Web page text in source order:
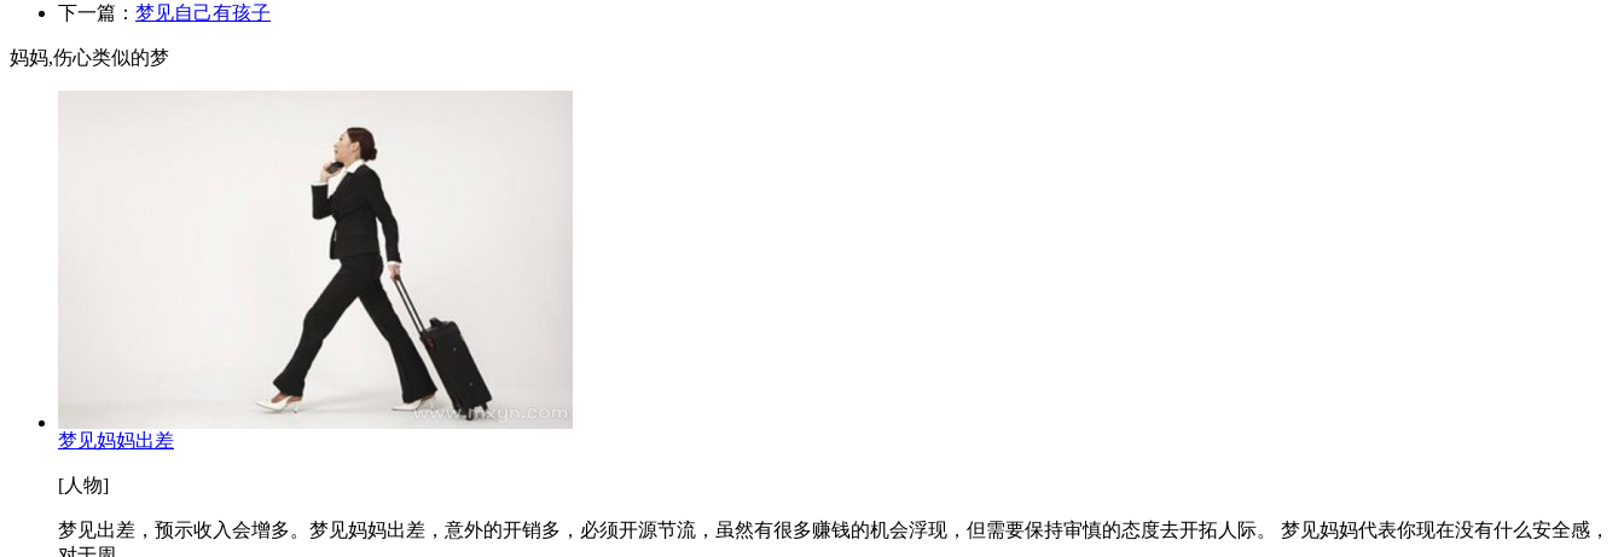
下一篇： 梦见自己有孩子
妈妈,伤心类似的梦
梦见妈妈出差
[人物]
梦见出差，预示收入会增多。梦见妈妈出差，意外的开销多，必须开源节流，虽然有很多赚钱的机会浮现，但需要保持审慎的态度去开拓人际。 梦见妈妈代表你现在没有什么安全感，